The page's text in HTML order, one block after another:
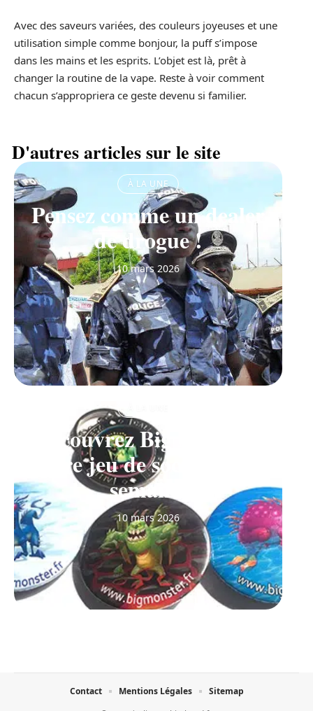
Avec des saveurs variées, des couleurs joyeuses et une
utilisation simple comme bonjour, la puff s’impose
dans les mains et les esprits. L’objet est là, prêt à
changer la routine de la vape. Reste à voir comment
chacun s’appropriera ce geste devenu si familier.
D'autres articles sur le site
À LA UNE
Pensez comme un dealer
de drogue !
10 mars 2026
Découvrez Big Monster,
notre jeu de société de la
semaine
10 mars 2026
Contact Mentions Légales Sitemap